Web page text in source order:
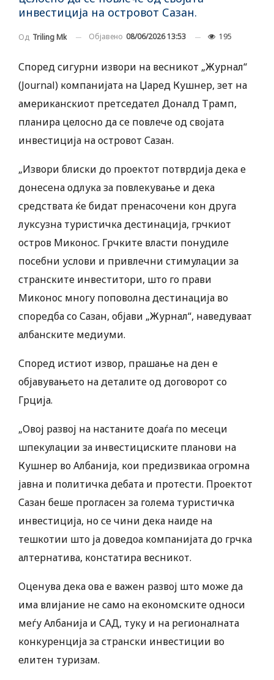
инвестиција на островот Сазан.
Од Triling Mk Објавено 08/06/2026 13:53 195
Според сигурни извори на весникот „Журнал“
(Journal) компанијата на Џаред Кушнер, зет на
американскиот претседател Доналд Трамп,
планира целосно да се повлече од својата
инвестиција на островот Сазан.
„Извори блиски до проектот потврдија дека е
донесена одлука за повлекување и дека
средствата ќе бидат пренасочени кон друга
луксузна туристичка дестинација, грчкиот
остров Миконос. Грчките власти понудиле
посебни услови и привлечни стимулации за
странските инвеститори, што го прави
Миконос многу поповолна дестинација во
споредба со Сазан, објави „Журнал“, наведуваат
албанските медиуми.
Според истиот извор, прашање на ден е
објавувањето на деталите од договорот со
Грција.
„Овој развој на настаните доаѓа по месеци
шпекулации за инвестициските планови на
Кушнер во Албанија, кои предизвикаа огромна
јавна и политичка дебата и протести. Проектот
Сазан беше прогласен за голема туристичка
инвестиција, но се чини дека наиде на
тешкотии што ја доведоа компанијата до грчка
алтернатива, констатира весникот.
Оценува дека ова е важен развој што може да
има влијание не само на економските односи
меѓу Албанија и САД, туку и на регионалната
конкуренција за странски инвестиции во
елитен туризам.